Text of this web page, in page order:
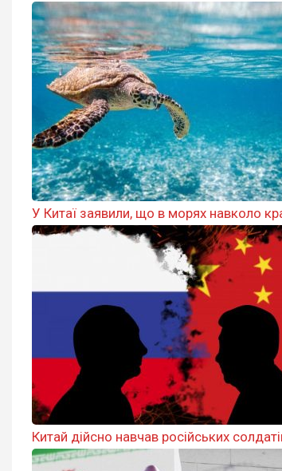
У Китаї заявили, що в морях навколо
Китай дійсно навчав російських